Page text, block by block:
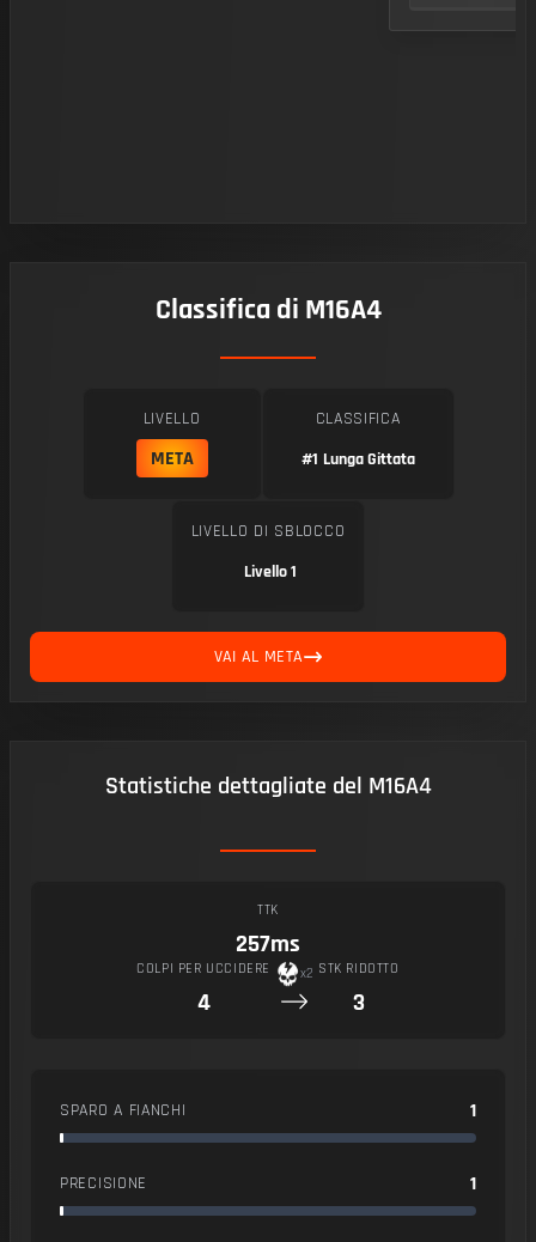
Classifica di M16A4
LIVELLO
META
CLASSIFICA
#1 Lunga Gittata
LIVELLO DI SBLOCCO
Livello 1
VAI AL META
Statistiche dettagliate del M16A4
TTK
257ms
COLPI PER UCCIDERE
4
x2 STK RIDOTTO
3
SPARO A FIANCHI 1
PRECISIONE 1